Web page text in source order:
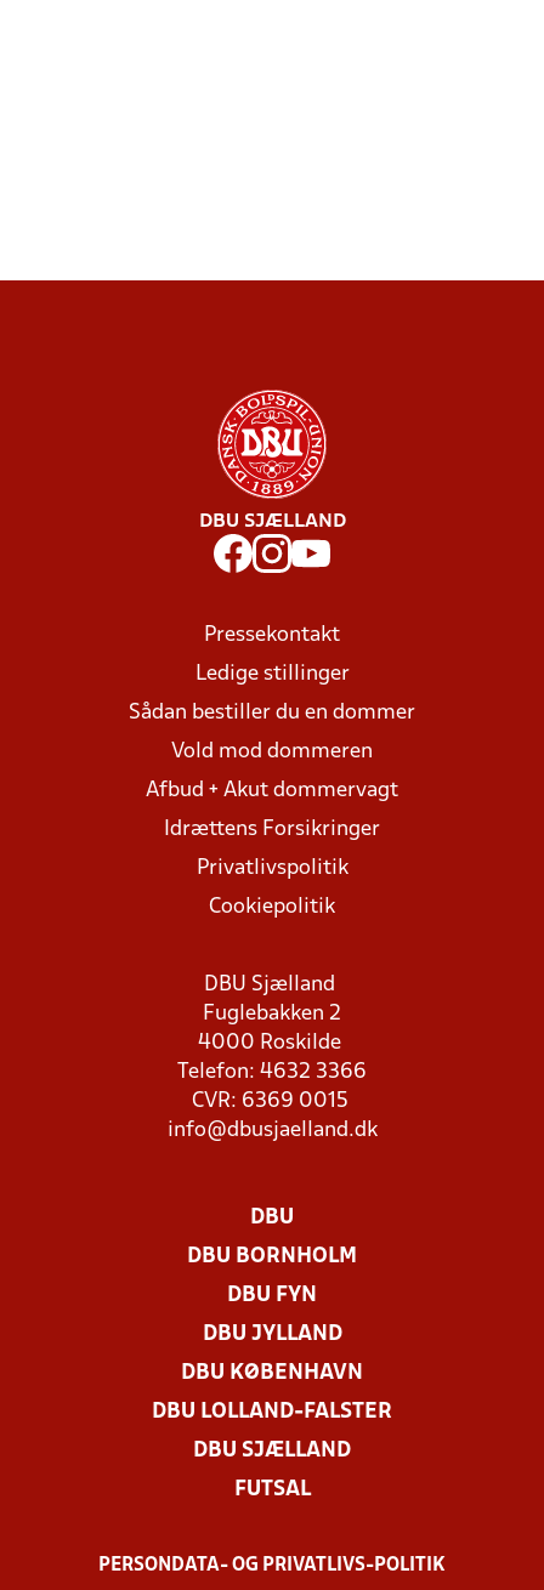
DBU SJÆLLAND
Pressekontakt
Ledige stillinger
Sådan bestiller du en dommer
Vold mod dommeren
Afbud + Akut dommervagt
Idrættens Forsikringer
Privatlivspolitik
Cookiepolitik
DBU Sjælland
Fuglebakken 2
4000 Roskilde
Telefon: 4632 3366
CVR: 6369 0015
info@dbusjaelland.dk
DBU
DBU BORNHOLM
DBU FYN
DBU JYLLAND
DBU KØBENHAVN
DBU LOLLAND-FALSTER
DBU SJÆLLAND
FUTSAL
PERSONDATA- OG PRIVATLIVS-POLITIK